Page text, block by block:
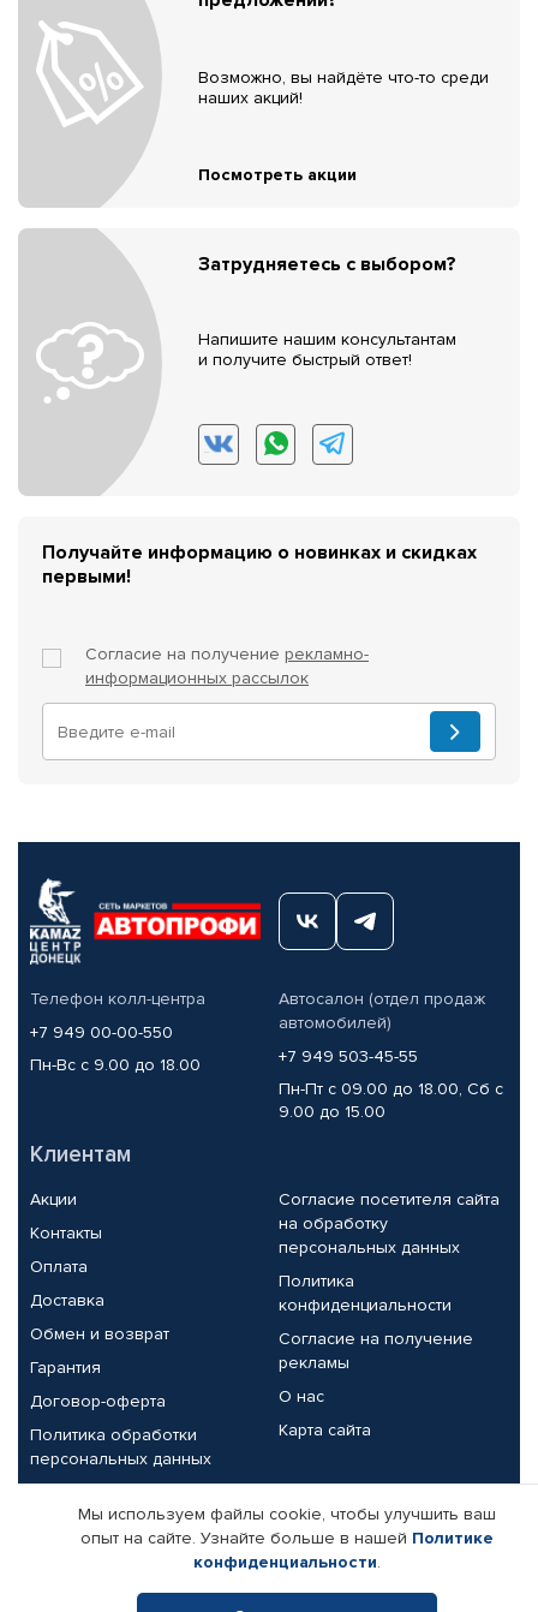
Возможно, вы найдёте что-то среди
наших акций!
Посмотреть акции
Затрудняетесь с выбором?
Напишите нашим консультантам
и получите быстрый ответ!
Получайте информацию о новинках и скидках
первыми!
Согласие на получение рекламно-
информационных рассылок
Телефон колл-центра
+7 949 00-00-550
Пн-Вс с 9.00 до 18.00
Автосалон (отдел продаж
автомобилей)
+7 949 503-45-55
Пн-Пт с 09.00 до 18.00, Сб с
9.00 до 15.00
Клиентам
Акции
Контакты
Оплата
Доставка
Обмен и возврат
Гарантия
Договор-оферта
Политика обработки
персональных данных
Согласие посетителя сайта
на обработку
персональных данных
Политика
конфиденциальности
Согласие на получение
рекламы
О нас
Карта сайта
Партнерам
Корпоративным клиентам
Поставщикам
Реквизиты компании
Мы используем файлы cookie, чтобы улучшить ваш
опыт на сайте. Узнайте больше в нашей Политике
конфиденциальности.